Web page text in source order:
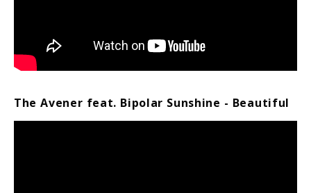
The Avener feat. Bipolar Sunshine - Beautiful